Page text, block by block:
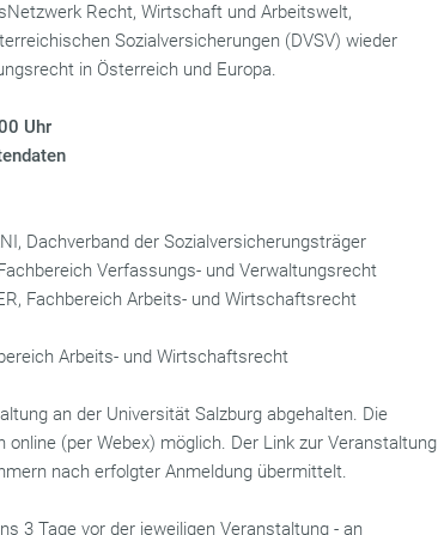
Recht, Wirtschaft und Arbeitswelt,
Sozialversicherungen (DVSV) wieder
in Österreich und Europa.
Uhr
Dachverband der Sozialversicherungsträger
Verfassungs- und Verwaltungsrecht
Fachbereich Arbeits- und Wirtschaftsrecht
Arbeits- und Wirtschaftsrecht
an der Universität Salzburg abgehalten. Die
(per Webex) möglich. Der Link zur Veranstaltung
nach erfolgter Anmeldung übermittelt.
3 Tage vor der jeweiligen Veranstaltung - an